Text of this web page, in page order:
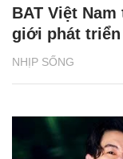
NHỊP SỐNG
BAT Việt
giới phát